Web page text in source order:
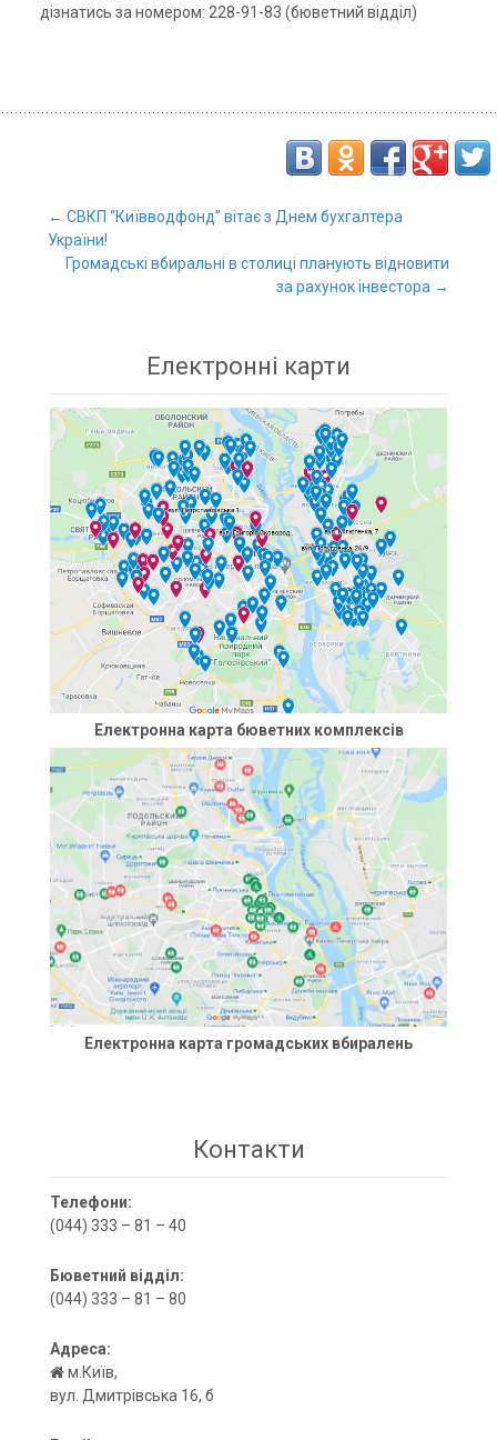
дізнатись за номером: 228-91-83 (бюветний відділ)
Post navigation
← СВКП “Київводфонд” вітає з Днем бухгалтера
України!
Громадські вбиральні в столиці планують відновити
за рахунок інвестора →
Електронні карти
Електронна карта бюветних комплексів
Електронна карта громадських вбиралень
Контакти
Телефони:
(044) 333 – 81 – 40
Бюветний відділ:
(044) 333 – 81 – 80
Адреса:
м.Київ,
вул. Дмитрівська 16, б